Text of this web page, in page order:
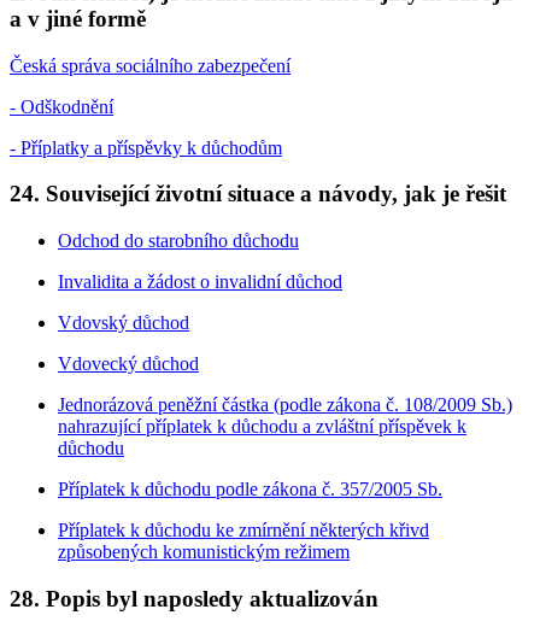
a v jiné formě
Česká správa sociálního zabezpečení
- Odškodnění
- Příplatky a příspěvky k důchodům
24. Související životní situace a návody, jak je řešit
Odchod do starobního důchodu
Invalidita a žádost o invalidní důchod
Vdovský důchod
Vdovecký důchod
Jednorázová peněžní částka (podle zákona č. 108/2009 Sb.)
nahrazující příplatek k důchodu a zvláštní příspěvek k
důchodu
Příplatek k důchodu podle zákona č. 357/2005 Sb.
Příplatek k důchodu ke zmírnění některých křivd
způsobených komunistickým režimem
28. Popis byl naposledy aktualizován